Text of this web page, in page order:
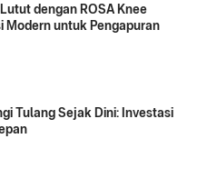
dengan ROSA Knee
Modern untuk Pengapuran
Tulang Sejak Dini: Investasi